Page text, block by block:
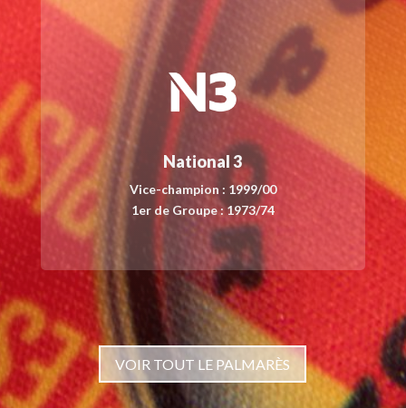
National 3
Vice-champion : 1999/00
1er de Groupe : 1973/74
VOIR TOUT LE PALMARÈS